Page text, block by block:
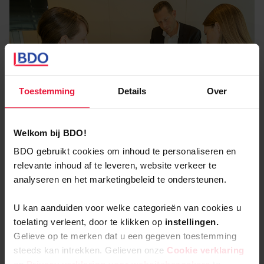
Toestemming Details Over
Welkom bij BDO!
BDO gebruikt cookies om inhoud te personaliseren en
relevante inhoud af te leveren, website verkeer te
analyseren en het marketingbeleid te ondersteunen.
U kan aanduiden voor welke categorieën van cookies u
toelating verleent, door te klikken op instellingen.
Gelieve op te merken dat u een gegeven toestemming
steeds kan intrekken. Gelieven onze Cookie verklaring
over het opzetten van een intern
klokkenluidersysteem of de FCPA (Foreign Corrupt
Practices Act)).
Onze Forensic & Litigation
diensten